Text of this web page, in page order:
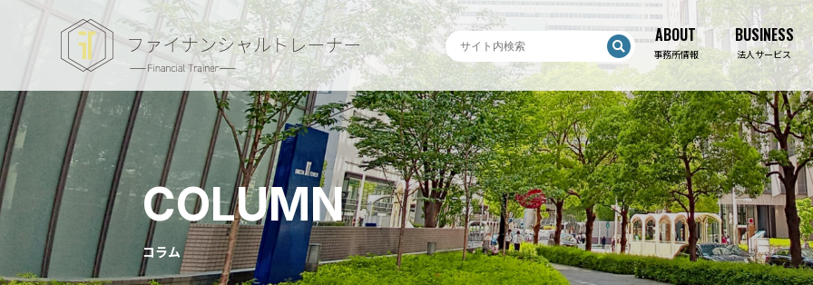
ABOUT
ABOUT
事務所情報
BUSINESS
BUSINESS
法人サービス
COLUMN
コラム